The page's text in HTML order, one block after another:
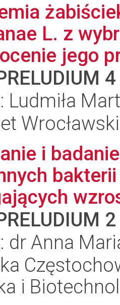
L. z
jego
4
Ludmiła
i
2
dr Anna
i